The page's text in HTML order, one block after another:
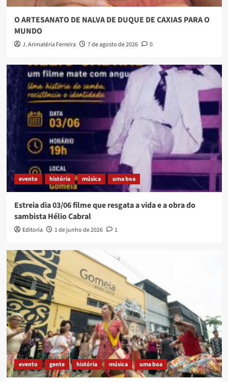
O ARTESANATO DE NALVA DE DUQUE DE CAXIAS PARA O
MUNDO
J. Arimatéria Ferreira 7 de agosto de 2026 0
evento história música uma boa
Estreia dia 03/06 filme que resgata a vida e a obra do
sambista Hélio Cabral
Editoria 1 de junho de 2026 1
evento gente história música uma boa